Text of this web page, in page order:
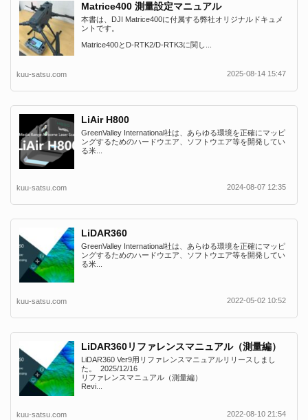
Matrice400 測量設定マニュアル
本書は、DJI Matrice400に付属する弊社オリジナルドキュメ
ントです。
Matrice400とD-RTK2/D-RTK3に関し...
kuu-satsu.com 2025-08-14 15:47
LiAir H800
GreenValley International社は、あらゆる環境を正確にマッピ
ングするためのハードウエア、ソフトウエア等を開発してい
る米...
kuu-satsu.com 2024-08-07 12:35
LiDAR360
GreenValley International社は、あらゆる環境を正確にマッピ
ングするためのハードウエア、ソフトウエア等を開発してい
る米...
kuu-satsu.com 2022-05-02 10:52
LiDAR360リファレンスマニュアル（測量編）
LiDAR360 Ver9用リファレンスマニュアルリリースしまし
た。 2025/12/16
リファレンスマニュアル（測量編）
Revi...
kuu-satsu.com 2022-08-10 21:54